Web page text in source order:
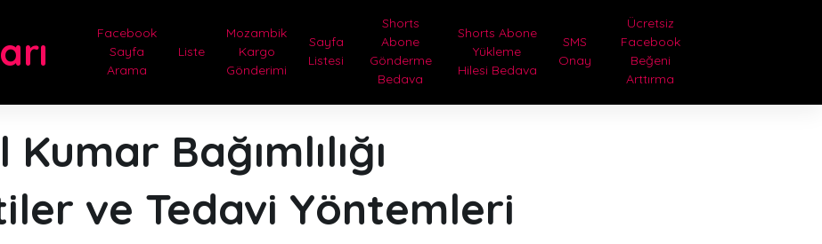
Facebook
Sayfa
Arama
Liste
Mozambik
Kargo
Gönderimi
Sayfa
Listesi
Shorts
Abone
Gönderme
Bedava
Shorts Abone
Yükleme
Hilesi Bedava
SMS
Onay
Ücretsiz
Facebook
Beğeni
Arttırma
Kumar Bağımlılığı
ve Tedavi Yöntemleri